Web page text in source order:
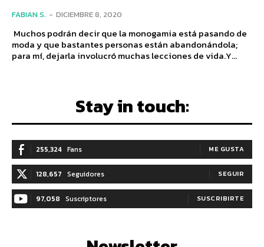
FABIAN S. - DICIEMBRE 8, 2020
Muchos podrán decir que la monogamia está pasando de
moda y que bastantes personas están abandonándola;
para mí, dejarla involucró muchas lecciones de vida.Y...
Stay in touch:
255,324 Fans ME GUSTA
128,657 Seguidores SEGUIR
97,058 Suscriptores SUSCRIBIRTE